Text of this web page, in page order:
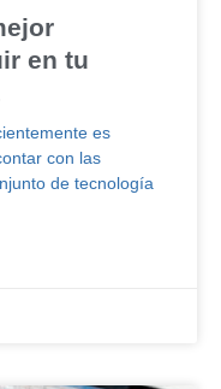
en tu
es
con las
de tecnología